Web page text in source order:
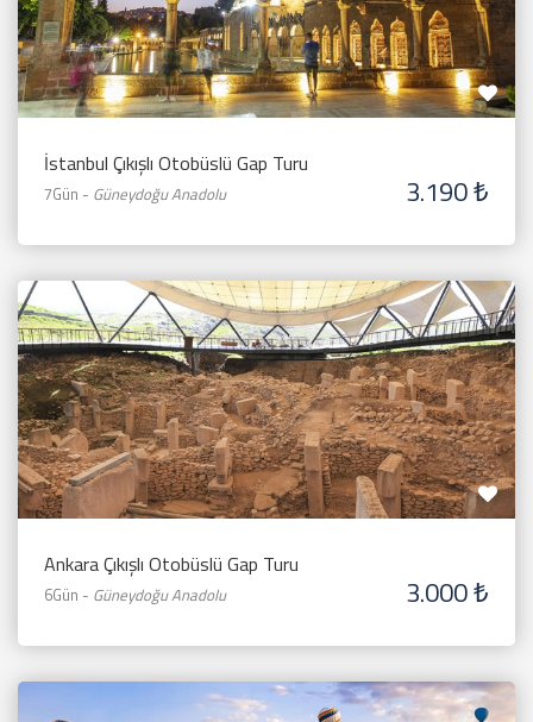
İstanbul Çıkışlı Otobüslü Gap Turu
7Gün - Güneydoğu Anadolu 3.190 ₺
Ankara Çıkışlı Otobüslü Gap Turu
6Gün - Güneydoğu Anadolu 3.000 ₺